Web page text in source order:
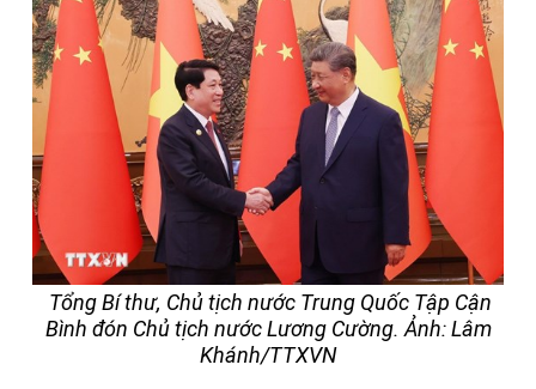
Tổng Bí thư, Chủ tịch nước Trung Quốc Tập Cận
Bình đón Chủ tịch nước Lương Cường. Ảnh: Lâm
Khánh/TTXVN